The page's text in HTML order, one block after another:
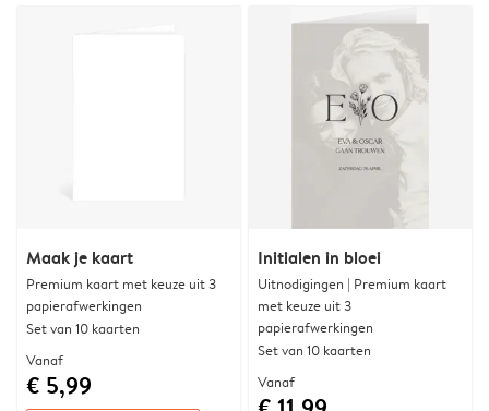
Maak je kaart
Premium kaart met keuze uit 3
papierafwerkingen
Set van 10 kaarten
Vanaf
€ 5,99
Initialen in bloei
Uitnodigingen | Premium kaart
met keuze uit 3
papierafwerkingen
Set van 10 kaarten
Vanaf